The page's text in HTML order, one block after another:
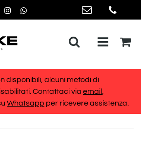
Open
disponibili, alcuni metodi di
Contattaci via email
Whatsapp per ricevere assistenza.